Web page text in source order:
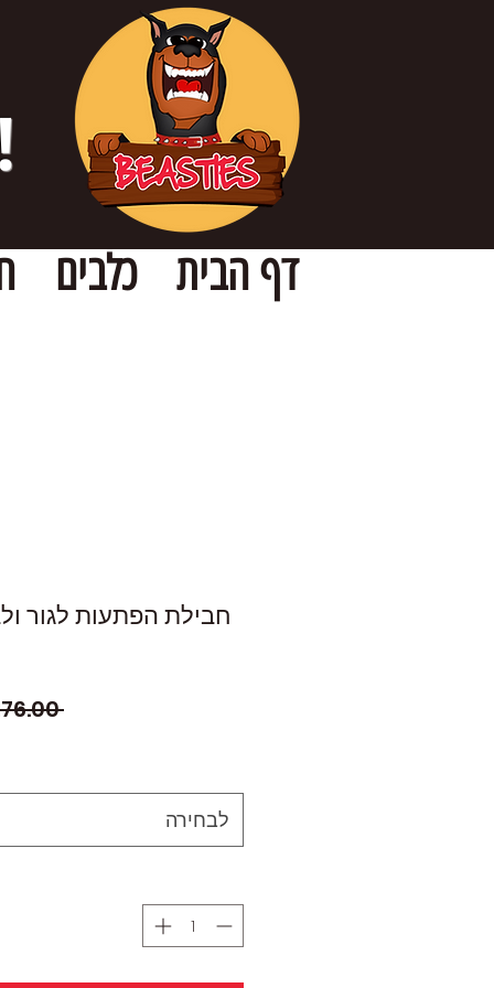
דף הבית כלבים
חבילת הפתעות לגור
‏276.00 ‏₪
לבחירה